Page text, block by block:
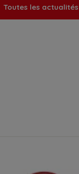
Toutes les actualités